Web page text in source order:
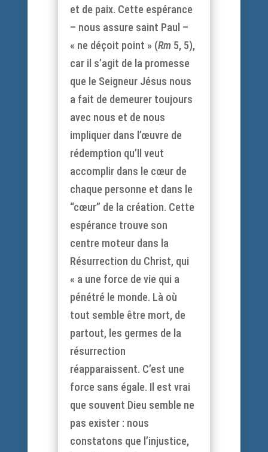
et de paix. Cette espérance
– nous assure saint Paul –
« ne déçoit point » (Rm 5, 5),
car il s’agit de la promesse
que le Seigneur Jésus nous
a fait de demeurer toujours
avec nous et de nous
impliquer dans l’œuvre de
rédemption qu’Il veut
accomplir dans le cœur de
chaque personne et dans le
“cœur” de la création. Cette
espérance trouve son
centre moteur dans la
Résurrection du Christ, qui
« a une force de vie qui a
pénétré le monde. Là où
tout semble être mort, de
partout, les germes de la
résurrection
réapparaissent. C’est une
force sans égale. Il est vrai
que souvent Dieu semble ne
pas exister : nous
constatons que l’injustice,